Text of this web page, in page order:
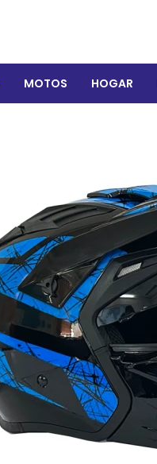
MOTOS HOGAR